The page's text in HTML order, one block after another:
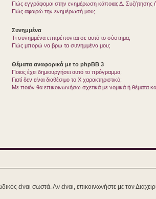
Πώς εγγράφομαι στην ενημέρωση κάποιας Δ. Συζήτησης
Πώς αφαιρώ την ενημέρωσή μου;
Συνημμένα
Τι συνημμένα επιτρέπονται σε αυτό το σύστημα;
Πώς μπορώ να βρω τα συνημμένα μου;
Θέματα αναφορικά με το phpBB 3
Ποιος έχει δημιουργήσει αυτό το πρόγραμμα;
Γιατί δεν είναι διαθέσιμο το Χ χαρακτηριστικό;
Με ποιόν θα επικοινωνήσω σχετικά με νομικά ή θέματα
σωστά. Αν είναι, επικοινωνήστε με τον